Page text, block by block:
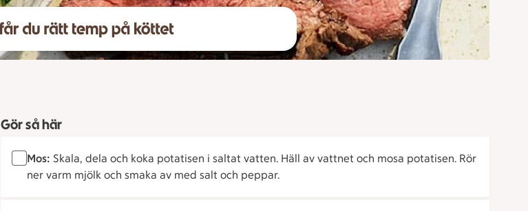
Gör så här
Mos: Skala, dela och koka potatisen i saltat vatten. Häll av vattnet och mosa potatisen. Rör
ner varm mjölk och smaka av med salt och peppar.